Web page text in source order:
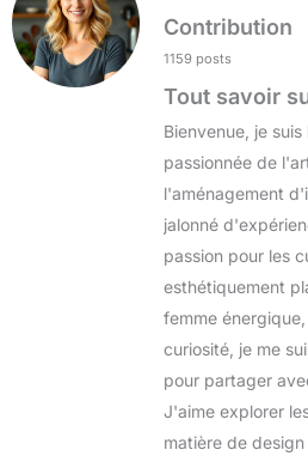
Contribution
1159 posts
Tout savoir
Bienvenue, je suis
passionnée de
l'aménagement
jalonné
passion pour les
esthétiquement
femme
curiosité, je me
pour partager
J'aime explorer
matière de